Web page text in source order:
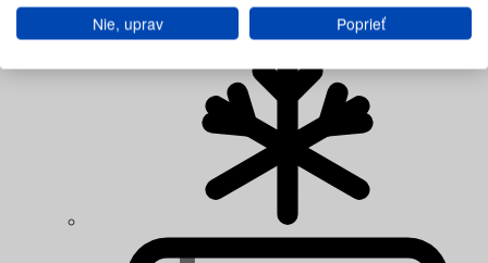
Prémiové matrace
Nie, uprav
Poprieť